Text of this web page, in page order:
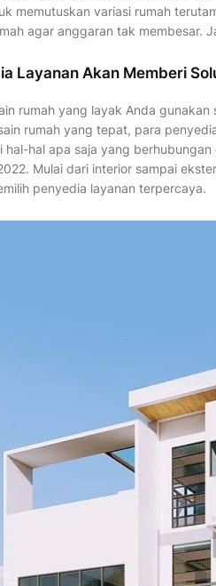
memutuskan variasi rumah
agar anggaran tak membesar.
Layanan Akan Memberi
rumah yang layak Anda
rumah yang tepat, para
hal-hal apa saja yang
Mulai dari interior sampai
penyedia layanan terpercaya.